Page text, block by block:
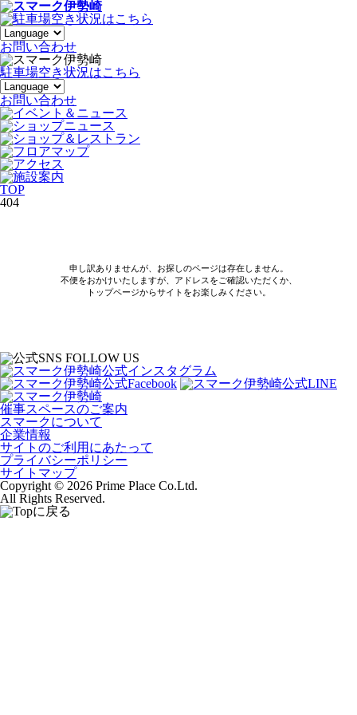
お問い合わせ
駐車場空き状況はこちら
お問い合わせ
TOP
404
申し訳ありませんが、お探しのページは存在しません。
不便をおかけいたしますが、アドレスをご確認いただくか、
トップページからサイトをお楽しみください。
催事スペースのご案内
スマークについて
企業情報
サイトのご利用にあたって
プライバシーポリシー
サイトマップ
Copyright © 2026 Prime Place Co.Ltd.
All Rights Reserved.